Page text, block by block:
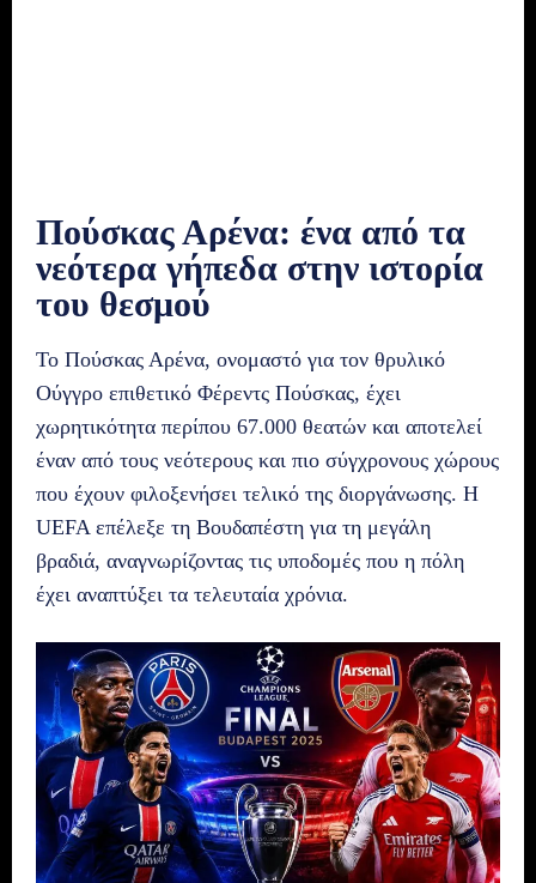
Πούσκας Αρένα: ένα από τα
νεότερα γήπεδα στην ιστορία
του θεσμού
Το Πούσκας Αρένα, ονομαστό για τον θρυλικό
Ούγγρο επιθετικό Φέρεντς Πούσκας, έχει
χωρητικότητα περίπου 67.000 θεατών και αποτελεί
έναν από τους νεότερους και πιο σύγχρονους χώρους
που έχουν φιλοξενήσει τελικό της διοργάνωσης. Η
UEFA επέλεξε τη Βουδαπέστη για τη μεγάλη
βραδιά, αναγνωρίζοντας τις υποδομές που η πόλη
έχει αναπτύξει τα τελευταία χρόνια.